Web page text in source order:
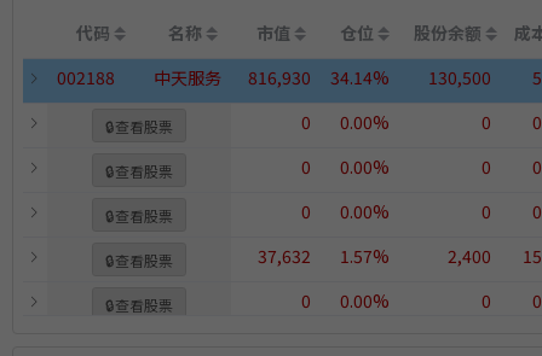
代码 名称 市值 仓位 股份余额
成
002188
中天服务 816,930 34.14% 130,500
🔒查看股票 0 0.00% 0
🔒查看股票 0 0.00% 0
🔒查看股票 0 0.00% 0
🔒查看股票 37,632 1.57% 2,400
🔒查看股票 0 0.00% 0